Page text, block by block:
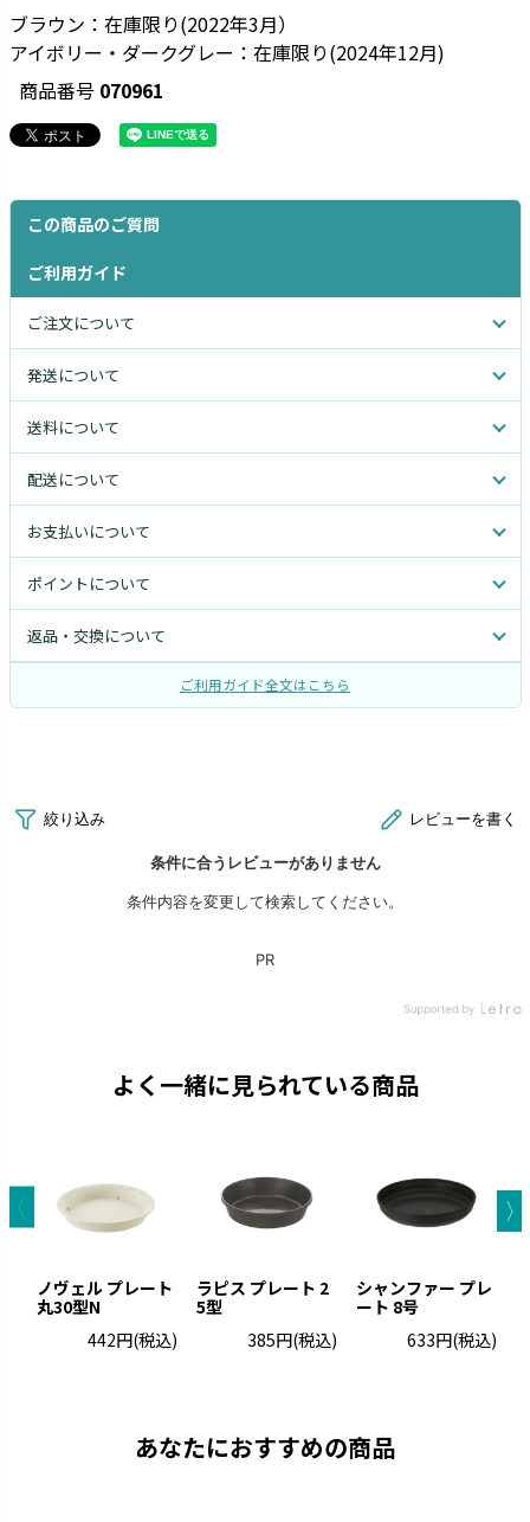
ブラウン：在庫限り(2022年3月）
アイボリー・ダークグレー：在庫限り(2024年12月)
商品番号 070961
この商品のご質問
ご利用ガイド
ご注文について
発送について
送料について
配送について
お支払いについて
ポイントについて
返品・交換について
ご利用ガイド全文はこちら
よく一緒に見られている商品
ノヴェル プレート
丸30型N
442円(税込)
ラピス プレート 2
5型
385円(税込)
シャンファー プレ
ート 8号
633円(税込)
あなたにおすすめの商品